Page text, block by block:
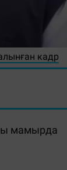
кадр
мамырда